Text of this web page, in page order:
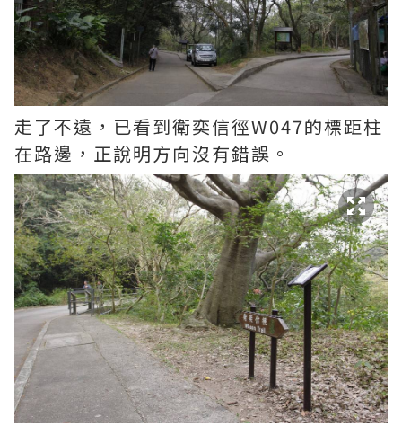
走了不遠，已看到衛奕信徑W047的標距柱
在路邊，正說明方向沒有錯誤。